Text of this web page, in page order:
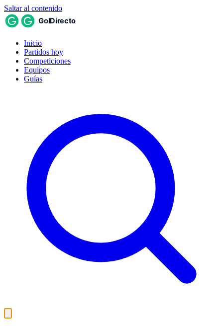
Saltar al contenido
Inicio
Partidos hoy
Competiciones
Equipos
Guías